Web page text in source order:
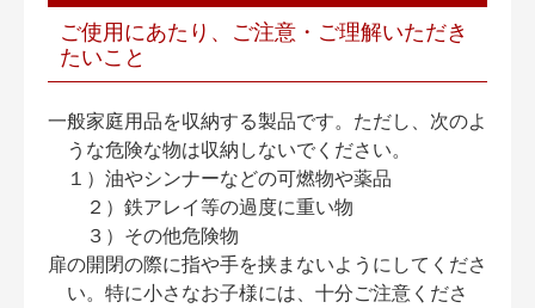
ご使用にあたり、ご注意・ご理解いただき
たいこと
一般家庭用品を収納する製品です。ただし、次のよ
うな危険な物は収納しないでください。
１）油やシンナーなどの可燃物や薬品
２）鉄アレイ等の過度に重い物
３）その他危険物
扉の開閉の際に指や手を挟まないようにしてくださ
い。特に小さなお子様には、十分ご注意くださ